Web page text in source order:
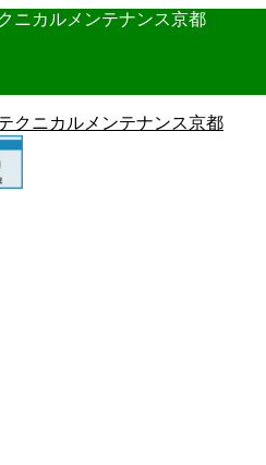
ニカルメンテナンス京都